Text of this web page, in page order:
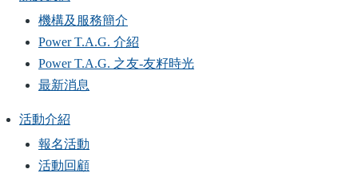
Main
navigation
機構及服務簡介
Power T.A.G. 介紹
Power T.A.G. 之友-友籽時光
最新消息
活動介紹
報名活動
活動回顧